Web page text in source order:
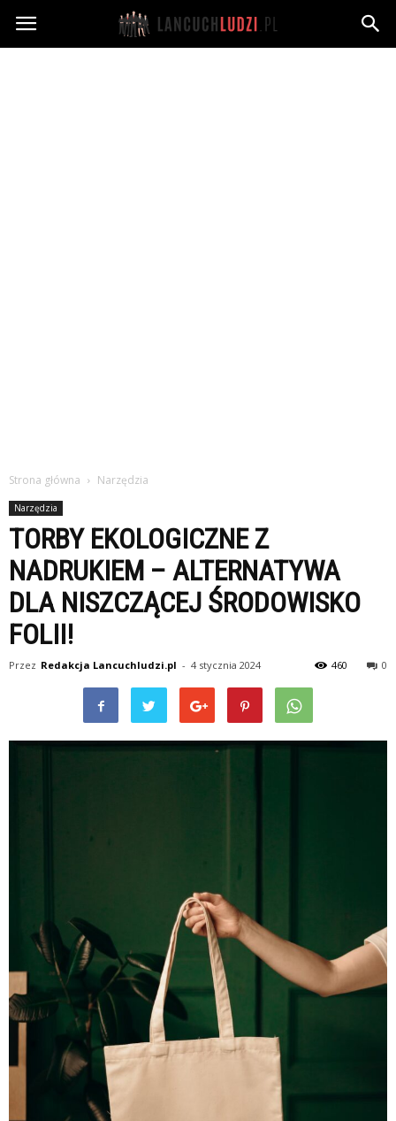
Lancuchludzi.pl
Strona główna Narzędzia
Narzędzia
TORBY EKOLOGICZNE Z
NADRUKIEM – ALTERNATYWA
DLA NISZCZĄCEJ ŚRODOWISKO
FOLII!
Przez Redakcja Lancuchludzi.pl - 4 stycznia 2024 0
460